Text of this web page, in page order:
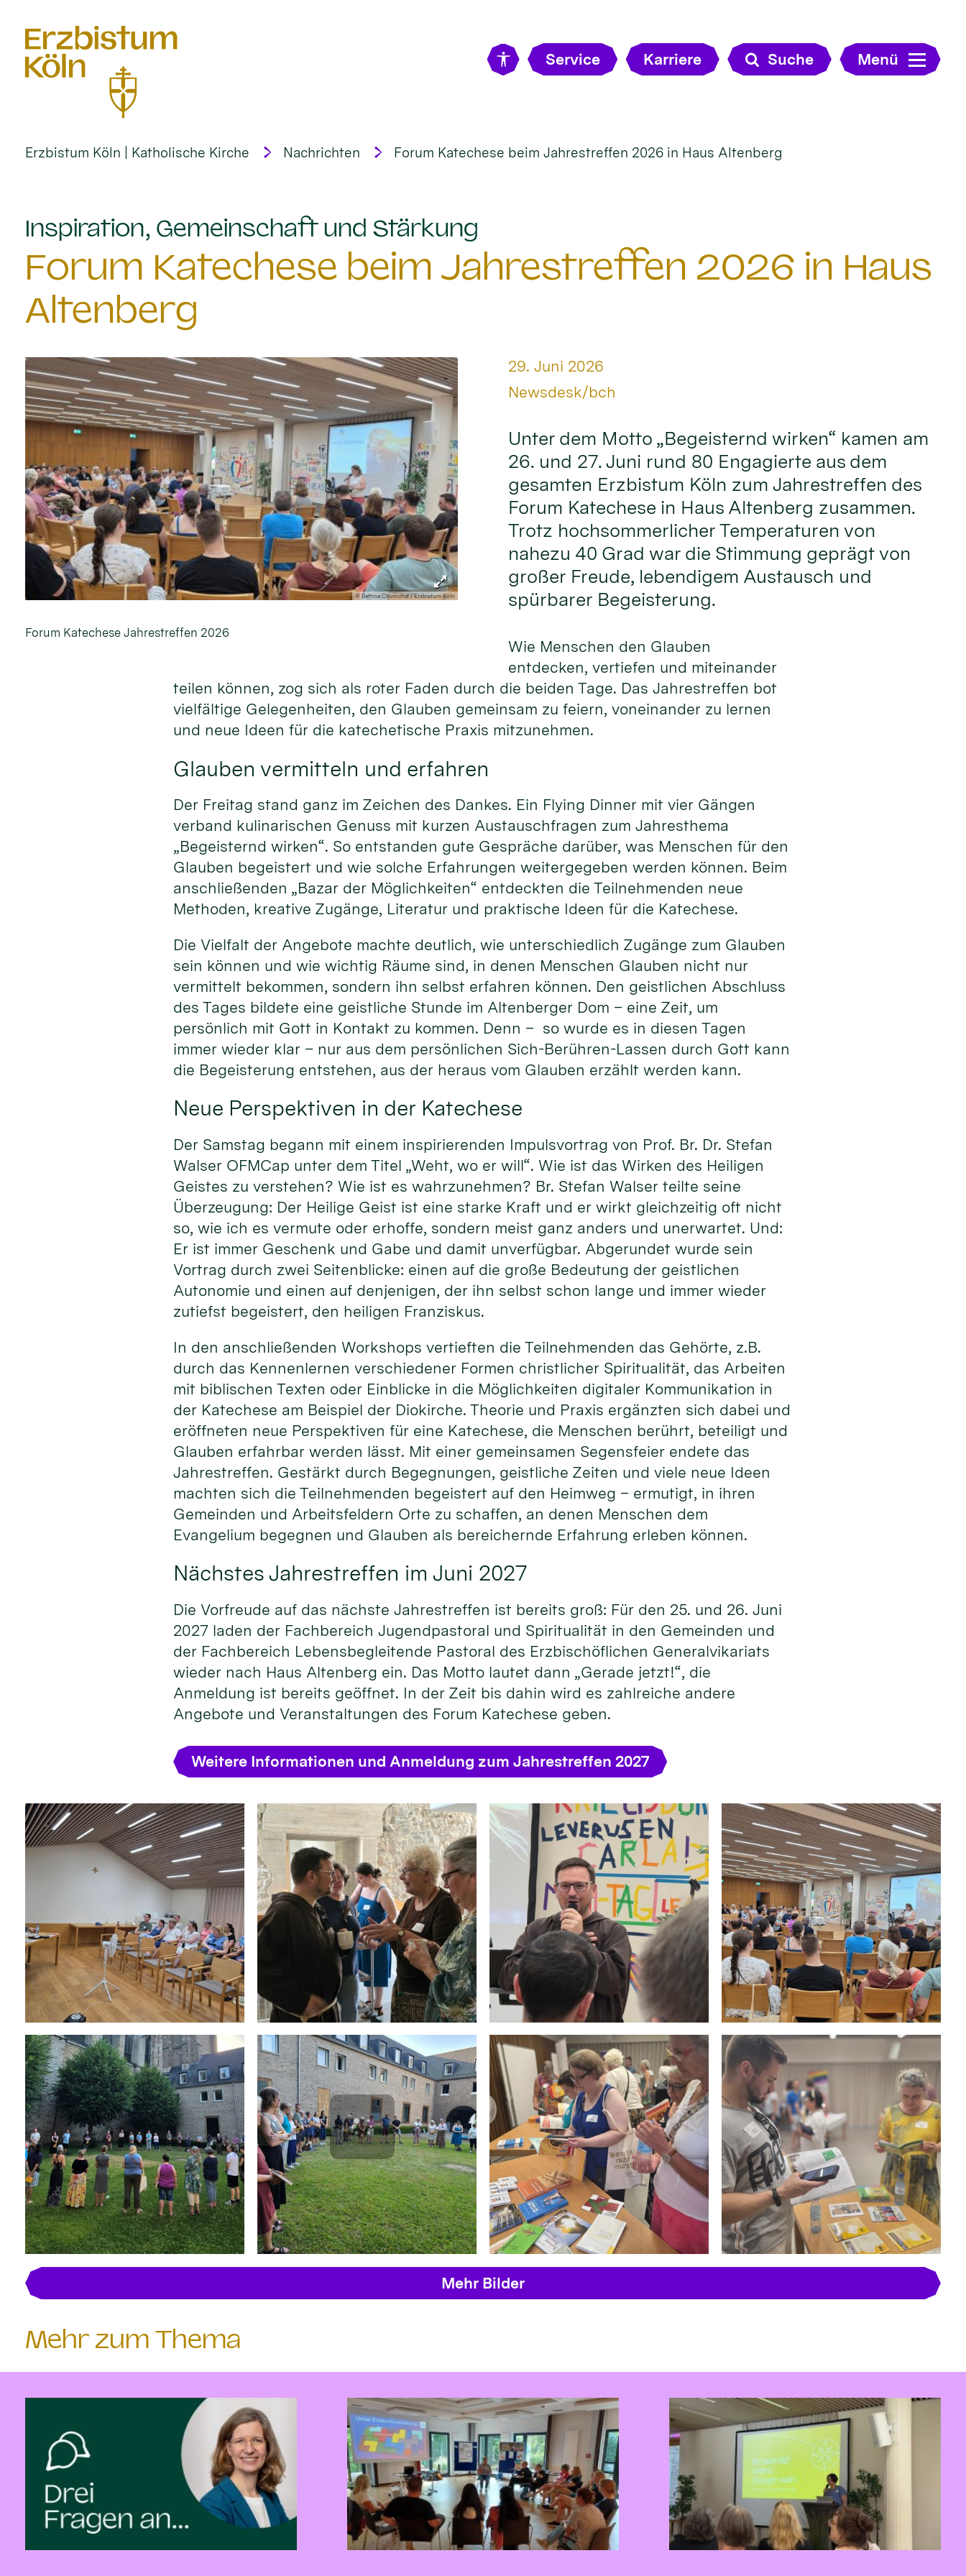
Service Karriere Suche Menü
Erzbistum Köln | Katholische Kirche Nachrichten Forum Katechese beim Jahrestreffen 2026 in Haus Altenberg
Inspiration, Gemeinschaft und Stärkung
Forum Katechese beim Jahrestreffen 2026 in Haus
Altenberg
© Bettina Chumchal / Erzbistum Köln
Forum Katechese Jahrestreffen 2026
Datum:
29. Juni 2026
Von:
Newsdesk/bch
Unter dem Motto „Begeisternd wirken“ kamen am
26. und 27. Juni rund 80 Engagierte aus dem
gesamten Erzbistum Köln zum Jahrestreffen des
Forum Katechese in Haus Altenberg zusammen.
Trotz hochsommerlicher Temperaturen von
nahezu 40 Grad war die Stimmung geprägt von
großer Freude, lebendigem Austausch und
spürbarer Begeisterung.
Wie Menschen den Glauben
entdecken, vertiefen und miteinander
teilen können, zog sich als roter Faden durch die beiden Tage. Das Jahrestreffen bot
vielfältige Gelegenheiten, den Glauben gemeinsam zu feiern, voneinander zu lernen
und neue Ideen für die katechetische Praxis mitzunehmen.
Glauben vermitteln und erfahren
Der Freitag stand ganz im Zeichen des Dankes. Ein Flying Dinner mit vier Gängen
verband kulinarischen Genuss mit kurzen Austauschfragen zum Jahresthema
„Begeisternd wirken“. So entstanden gute Gespräche darüber, was Menschen für den
Glauben begeistert und wie solche Erfahrungen weitergegeben werden können. Beim
anschließenden „Bazar der Möglichkeiten“ entdeckten die Teilnehmenden neue
Methoden, kreative Zugänge, Literatur und praktische Ideen für die Katechese.
Die Vielfalt der Angebote machte deutlich, wie unterschiedlich Zugänge zum Glauben
sein können und wie wichtig Räume sind, in denen Menschen Glauben nicht nur
vermittelt bekommen, sondern ihn selbst erfahren können. Den geistlichen Abschluss
des Tages bildete eine geistliche Stunde im Altenberger Dom – eine Zeit, um
persönlich mit Gott in Kontakt zu kommen. Denn – so wurde es in diesen Tagen
immer wieder klar – nur aus dem persönlichen Sich-Berühren-Lassen durch Gott kann
die Begeisterung entstehen, aus der heraus vom Glauben erzählt werden kann.
Neue Perspektiven in der Katechese
Der Samstag begann mit einem inspirierenden Impulsvortrag von Prof. Br. Dr. Stefan
Walser OFMCap unter dem Titel „Weht, wo er will“. Wie ist das Wirken des Heiligen
Geistes zu verstehen? Wie ist es wahrzunehmen? Br. Stefan Walser teilte seine
Überzeugung: Der Heilige Geist ist eine starke Kraft und er wirkt gleichzeitig oft nicht
so, wie ich es vermute oder erhoffe, sondern meist ganz anders und unerwartet. Und:
Er ist immer Geschenk und Gabe und damit unverfügbar. Abgerundet wurde sein
Vortrag durch zwei Seitenblicke: einen auf die große Bedeutung der geistlichen
Autonomie und einen auf denjenigen, der ihn selbst schon lange und immer wieder
zutiefst begeistert, den heiligen Franziskus.
In den anschließenden Workshops vertieften die Teilnehmenden das Gehörte, z.B.
durch das Kennenlernen verschiedener Formen christlicher Spiritualität, das Arbeiten
mit biblischen Texten oder Einblicke in die Möglichkeiten digitaler Kommunikation in
der Katechese am Beispiel der Diokirche. Theorie und Praxis ergänzten sich dabei und
eröffneten neue Perspektiven für eine Katechese, die Menschen berührt, beteiligt und
Glauben erfahrbar werden lässt. Mit einer gemeinsamen Segensfeier endete das
Jahrestreffen. Gestärkt durch Begegnungen, geistliche Zeiten und viele neue Ideen
machten sich die Teilnehmenden begeistert auf den Heimweg – ermutigt, in ihren
Gemeinden und Arbeitsfeldern Orte zu schaffen, an denen Menschen dem
Evangelium begegnen und Glauben als bereichernde Erfahrung erleben können.
Nächstes Jahrestreffen im Juni 2027
Die Vorfreude auf das nächste Jahrestreffen ist bereits groß: Für den 25. und 26. Juni
2027 laden der Fachbereich Jugendpastoral und Spiritualität in den Gemeinden und
der Fachbereich Lebensbegleitende Pastoral des Erzbischöflichen Generalvikariats
wieder nach Haus Altenberg ein. Das Motto lautet dann „Gerade jetzt!“, die
Anmeldung ist bereits geöffnet. In der Zeit bis dahin wird es zahlreiche andere
Angebote und Veranstaltungen des Forum Katechese geben.
Weitere Informationen und Anmeldung zum Jahrestreffen 2027
Mehr Bilder
Mehr zum Thema